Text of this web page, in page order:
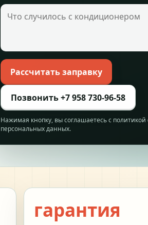
Что случилось с кондиционером
Рассчитать заправку
Позвонить +7 958 730-96-58
Нажимая кнопку, вы соглашаетесь с политикой
персональных данных.
гарантия